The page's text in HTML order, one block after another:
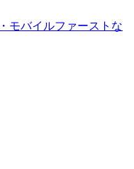
モバイルファーストな